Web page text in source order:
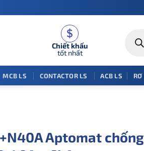
Chiết khấu
tốt nhất
kiếm
MCB LS CONTACTOR LS ACB LS
Aptomat chống